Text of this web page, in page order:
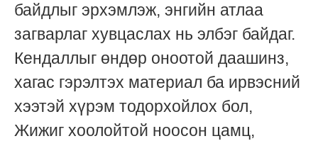
байдлыг эрхэмлэж, энгийн атлаа
загварлаг хувцаслах нь элбэг байдаг.
Кендаллыг өндөр оноотой даашинз,
хагас гэрэлтэх материал ба ирвэсний
хээтэй хүрэм тодорхойлох бол,
Жижиг хоолойтой ноосон цамц,